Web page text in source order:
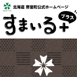
本
文
へ
移
動
る
instagram